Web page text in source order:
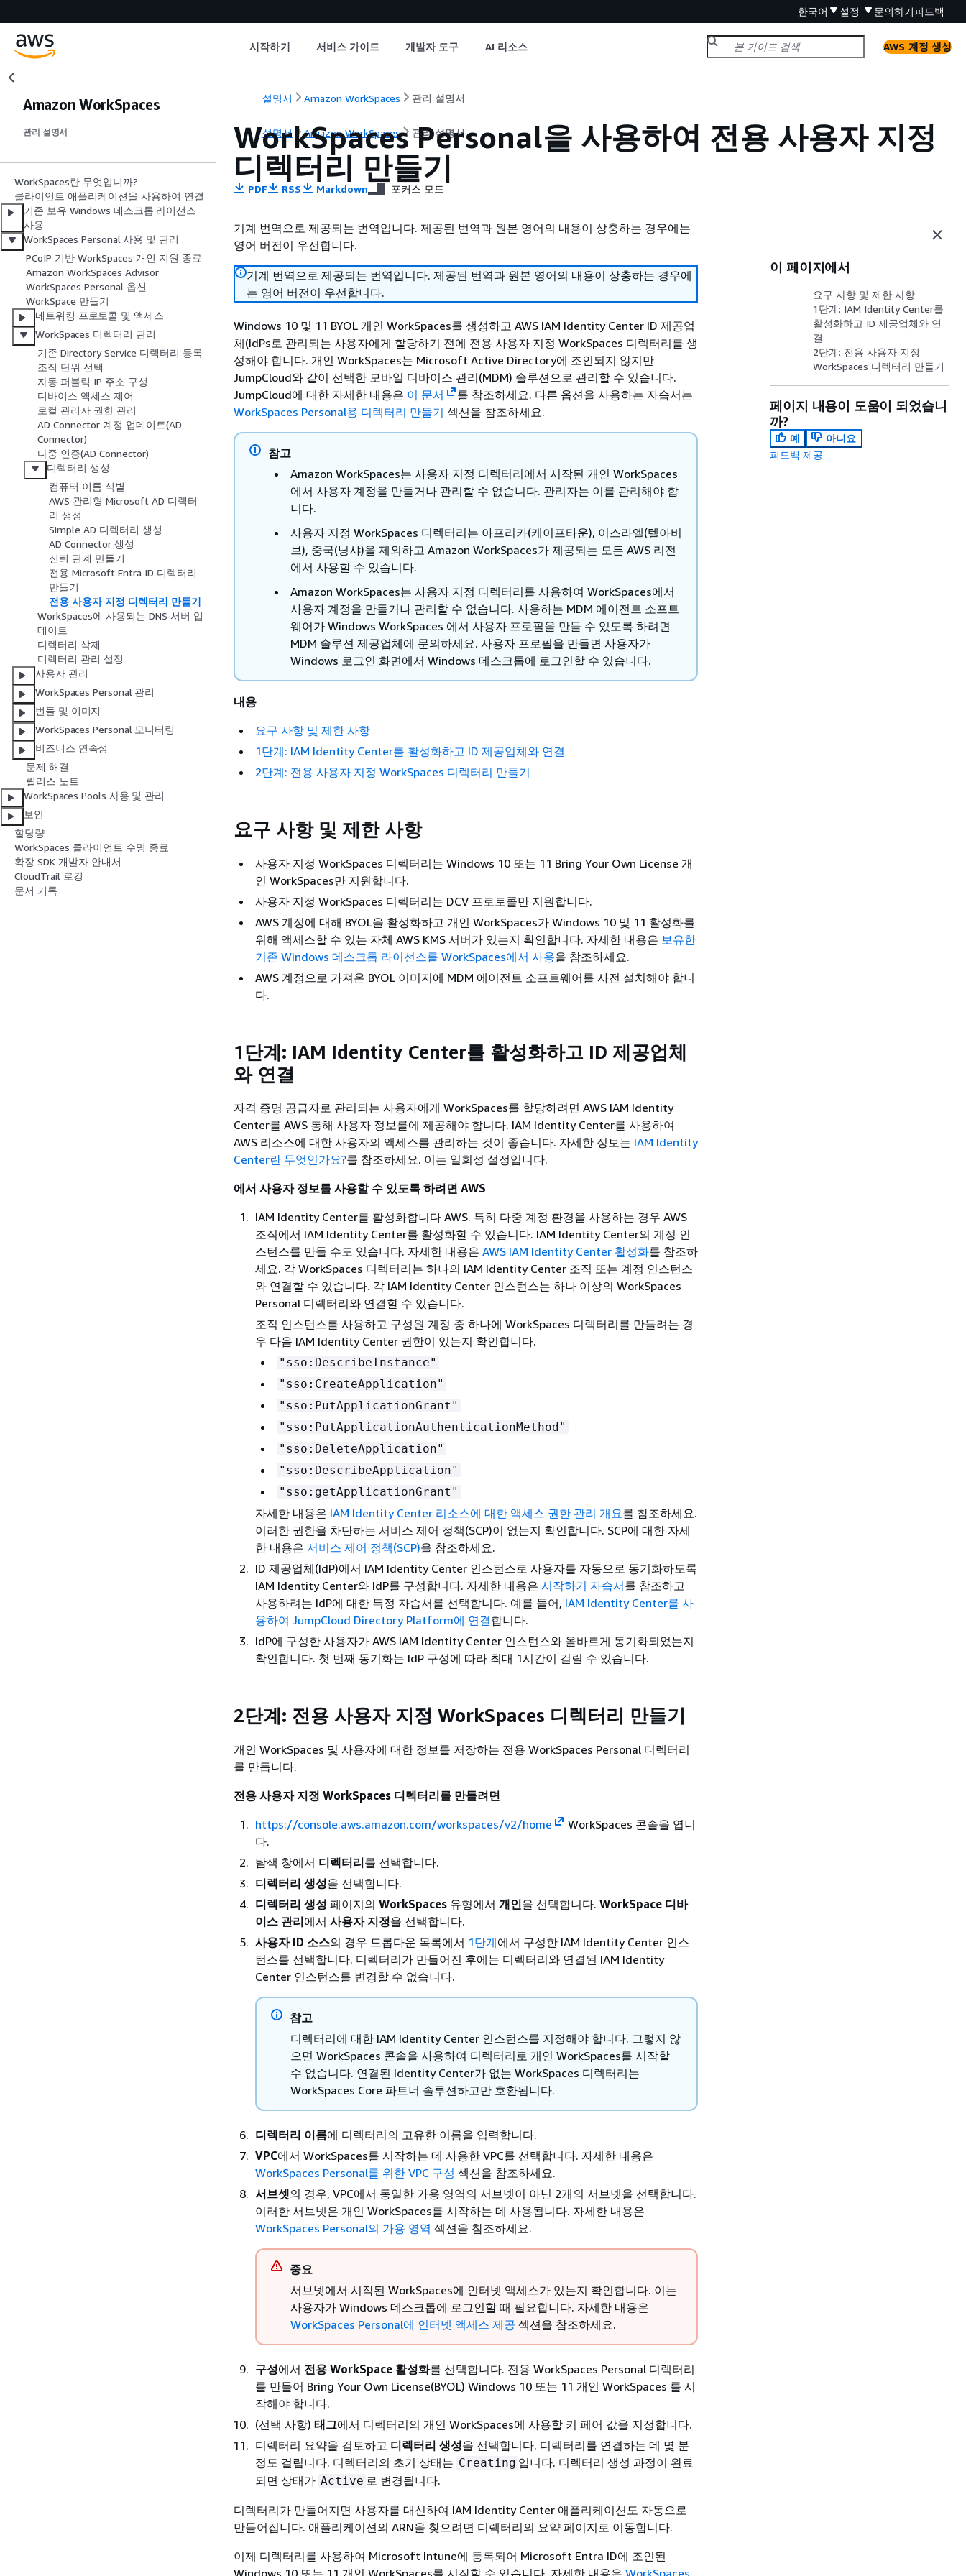
한국어 설정 문의하기피드백
시작하기 서비스 가이드 개발자 도구 AI 리소스 AWS 계정 생성
Amazon WorkSpaces
관리 설명서
WorkSpaces란 무엇입니까?
클라이언트 애플리케이션을 사용하여 연결
기존 보유 Windows 데스크톱 라이선스
사용
WorkSpaces Personal 사용 및 관리
PCoIP 기반 WorkSpaces 개인 지원 종료
Amazon WorkSpaces Advisor
WorkSpaces Personal 옵션
WorkSpace 만들기
네트워킹 프로토콜 및 액세스
WorkSpaces 디렉터리 관리
기존 Directory Service 디렉터리 등록
조직 단위 선택
자동 퍼블릭 IP 주소 구성
디바이스 액세스 제어
로컬 관리자 권한 관리
AD Connector 계정 업데이트(AD
Connector)
다중 인증(AD Connector)
디렉터리 생성
컴퓨터 이름 식별
AWS 관리형 Microsoft AD 디렉터
리 생성
Simple AD 디렉터리 생성
AD Connector 생성
신뢰 관계 만들기
전용 Microsoft Entra ID 디렉터리
만들기
전용 사용자 지정 디렉터리 만들기
WorkSpaces에 사용되는 DNS 서버 업
데이트
디렉터리 삭제
디렉터리 관리 설정
사용자 관리
WorkSpaces Personal 관리
번들 및 이미지
WorkSpaces Personal 모니터링
비즈니스 연속성
문제 해결
릴리스 노트
WorkSpaces Pools 사용 및 관리
보안
할당량
WorkSpaces 클라이언트 수명 종료
확장 SDK 개발자 안내서
CloudTrail 로깅
문서 기록
설명서 Amazon WorkSpaces 관리 설명서
설명서 Amazon WorkSpaces 관리 설명서
WorkSpaces Personal을 사용하여 전용 사용자 지정
디렉터리 만들기
PDF RSS Markdown 포커스 모드
기계 번역으로 제공되는 번역입니다. 제공된 번역과 원본 영어의 내용이 상충하는 경우에는
영어 버전이 우선합니다.
기계 번역으로 제공되는 번역입니다. 제공된 번역과 원본 영어의 내용이 상충하는 경우에
는 영어 버전이 우선합니다.
Windows 10 및 11 BYOL 개인 WorkSpaces를 생성하고 AWS IAM Identity Center ID 제공업
체(IdPs로 관리되는 사용자에게 할당하기 전에 전용 사용자 지정 WorkSpaces 디렉터리를 생
성해야 합니다. 개인 WorkSpaces는 Microsoft Active Directory에 조인되지 않지만
JumpCloud와 같이 선택한 모바일 디바이스 관리(MDM) 솔루션으로 관리할 수 있습니다.
JumpCloud에 대한 자세한 내용은 이 문서
를 참조하세요. 다른 옵션을 사용하는 자습서는
WorkSpaces Personal용 디렉터리 만들기 섹션을 참조하세요.
참고
Amazon WorkSpaces는 사용자 지정 디렉터리에서 시작된 개인 WorkSpaces
에서 사용자 계정을 만들거나 관리할 수 없습니다. 관리자는 이를 관리해야 합
니다.
사용자 지정 WorkSpaces 디렉터리는 아프리카(케이프타운), 이스라엘(텔아비
브), 중국(닝샤)을 제외하고 Amazon WorkSpaces가 제공되는 모든 AWS 리전
에서 사용할 수 있습니다.
Amazon WorkSpaces는 사용자 지정 디렉터리를 사용하여 WorkSpaces에서
사용자 계정을 만들거나 관리할 수 없습니다. 사용하는 MDM 에이전트 소프트
웨어가 Windows WorkSpaces 에서 사용자 프로필을 만들 수 있도록 하려면
MDM 솔루션 제공업체에 문의하세요. 사용자 프로필을 만들면 사용자가
Windows 로그인 화면에서 Windows 데스크톱에 로그인할 수 있습니다.
내용
요구 사항 및 제한 사항
1단계: IAM Identity Center를 활성화하고 ID 제공업체와 연결
2단계: 전용 사용자 지정 WorkSpaces 디렉터리 만들기
요구 사항 및 제한 사항
사용자 지정 WorkSpaces 디렉터리는 Windows 10 또는 11 Bring Your Own License 개
인 WorkSpaces만 지원합니다.
사용자 지정 WorkSpaces 디렉터리는 DCV 프로토콜만 지원합니다.
AWS 계정에 대해 BYOL을 활성화하고 개인 WorkSpaces가 Windows 10 및 11 활성화를
위해 액세스할 수 있는 자체 AWS KMS 서버가 있는지 확인합니다. 자세한 내용은 보유한
기존 Windows 데스크톱 라이선스를 WorkSpaces에서 사용을 참조하세요.
AWS 계정으로 가져온 BYOL 이미지에 MDM 에이전트 소프트웨어를 사전 설치해야 합니
다.
1단계: IAM Identity Center를 활성화하고 ID 제공업체
와 연결
자격 증명 공급자로 관리되는 사용자에게 WorkSpaces를 할당하려면 AWS IAM Identity
Center를 AWS 통해 사용자 정보를에 제공해야 합니다. IAM Identity Center를 사용하여
AWS 리소스에 대한 사용자의 액세스를 관리하는 것이 좋습니다. 자세한 정보는 IAM Identity
Center란 무엇인가요?를 참조하세요. 이는 일회성 설정입니다.
에서 사용자 정보를 사용할 수 있도록 하려면 AWS
IAM Identity Center를 활성화합니다 AWS. 특히 다중 계정 환경을 사용하는 경우 AWS
조직에서 IAM Identity Center를 활성화할 수 있습니다. IAM Identity Center의 계정 인
스턴스를 만들 수도 있습니다. 자세한 내용은 AWS IAM Identity Center 활성화를 참조하
세요. 각 WorkSpaces 디렉터리는 하나의 IAM Identity Center 조직 또는 계정 인스턴스
와 연결할 수 있습니다. 각 IAM Identity Center 인스턴스는 하나 이상의 WorkSpaces
Personal 디렉터리와 연결할 수 있습니다.
조직 인스턴스를 사용하고 구성원 계정 중 하나에 WorkSpaces 디렉터리를 만들려는 경
우 다음 IAM Identity Center 권한이 있는지 확인합니다.
"sso:DescribeInstance"
"sso:CreateApplication"
"sso:PutApplicationGrant"
"sso:PutApplicationAuthenticationMethod"
"sso:DeleteApplication"
"sso:DescribeApplication"
"sso:getApplicationGrant"
자세한 내용은 IAM Identity Center 리소스에 대한 액세스 권한 관리 개요를 참조하세요.
이러한 권한을 차단하는 서비스 제어 정책(SCP)이 없는지 확인합니다. SCP에 대한 자세
한 내용은 서비스 제어 정책(SCP)을 참조하세요.
ID 제공업체(IdP)에서 IAM Identity Center 인스턴스로 사용자를 자동으로 동기화하도록
IAM Identity Center와 IdP를 구성합니다. 자세한 내용은 시작하기 자습서를 참조하고
사용하려는 IdP에 대한 특정 자습서를 선택합니다. 예를 들어, IAM Identity Center를 사
용하여 JumpCloud Directory Platform에 연결합니다.
IdP에 구성한 사용자가 AWS IAM Identity Center 인스턴스와 올바르게 동기화되었는지
확인합니다. 첫 번째 동기화는 IdP 구성에 따라 최대 1시간이 걸릴 수 있습니다.
2단계: 전용 사용자 지정 WorkSpaces 디렉터리 만들기
개인 WorkSpaces 및 사용자에 대한 정보를 저장하는 전용 WorkSpaces Personal 디렉터리
를 만듭니다.
전용 사용자 지정 WorkSpaces 디렉터리를 만들려면
https://console.aws.amazon.com/workspaces/v2/home
WorkSpaces 콘솔을 엽니
다.
탐색 창에서 디렉터리를 선택합니다.
디렉터리 생성을 선택합니다.
디렉터리 생성 페이지의 WorkSpaces 유형에서 개인을 선택합니다. WorkSpace 디바
이스 관리에서 사용자 지정을 선택합니다.
사용자 ID 소스의 경우 드롭다운 목록에서 1단계에서 구성한 IAM Identity Center 인스
턴스를 선택합니다. 디렉터리가 만들어진 후에는 디렉터리와 연결된 IAM Identity
Center 인스턴스를 변경할 수 없습니다.
참고
디렉터리에 대한 IAM Identity Center 인스턴스를 지정해야 합니다. 그렇지 않
으면 WorkSpaces 콘솔을 사용하여 디렉터리로 개인 WorkSpaces를 시작할
수 없습니다. 연결된 Identity Center가 없는 WorkSpaces 디렉터리는
WorkSpaces Core 파트너 솔루션하고만 호환됩니다.
디렉터리 이름에 디렉터리의 고유한 이름을 입력합니다.
VPC에서 WorkSpaces를 시작하는 데 사용한 VPC를 선택합니다. 자세한 내용은
WorkSpaces Personal를 위한 VPC 구성 섹션을 참조하세요.
서브셋의 경우, VPC에서 동일한 가용 영역의 서브넷이 아닌 2개의 서브넷을 선택합니다.
이러한 서브넷은 개인 WorkSpaces를 시작하는 데 사용됩니다. 자세한 내용은
WorkSpaces Personal의 가용 영역 섹션을 참조하세요.
중요
서브넷에서 시작된 WorkSpaces에 인터넷 액세스가 있는지 확인합니다. 이는
사용자가 Windows 데스크톱에 로그인할 때 필요합니다. 자세한 내용은
WorkSpaces Personal에 인터넷 액세스 제공 섹션을 참조하세요.
구성에서 전용 WorkSpace 활성화를 선택합니다. 전용 WorkSpaces Personal 디렉터리
를 만들어 Bring Your Own License(BYOL) Windows 10 또는 11 개인 WorkSpaces 를 시
작해야 합니다.
(선택 사항) 태그에서 디렉터리의 개인 WorkSpaces에 사용할 키 페어 값을 지정합니다.
디렉터리 요약을 검토하고 디렉터리 생성을 선택합니다. 디렉터리를 연결하는 데 몇 분
정도 걸립니다. 디렉터리의 초기 상태는 Creating 입니다. 디렉터리 생성 과정이 완료
되면 상태가 Active 로 변경됩니다.
디렉터리가 만들어지면 사용자를 대신하여 IAM Identity Center 애플리케이션도 자동으로
만들어집니다. 애플리케이션의 ARN을 찾으려면 디렉터리의 요약 페이지로 이동합니다.
이제 디렉터리를 사용하여 Microsoft Intune에 등록되어 Microsoft Entra ID에 조인된
Windows 10 또는 11 개인 WorkSpaces를 시작할 수 있습니다. 자세한 내용은 WorkSpaces
이 페이지에서
요구 사항 및 제한 사항
1단계: IAM Identity Center를
활성화하고 ID 제공업체와 연
결
2단계: 전용 사용자 지정
WorkSpaces 디렉터리 만들기
페이지 내용이 도움이 되었습니
까?
예
아니요
피드백 제공